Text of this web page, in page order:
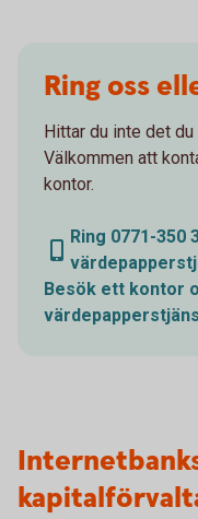
Ring oss
Hittar du inte det
Välkommen att
kontor.
Ring 0771-350
Besök ett kontor